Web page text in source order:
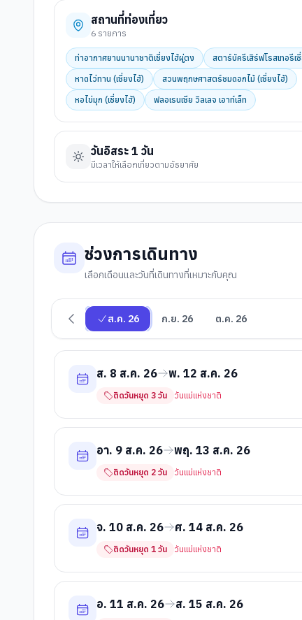
สถานที่ท่องเที่ยว
6 รายการ
ท่าอากาศยานนานาชาติเซี่ยงไฮ้ผู่ตง
สตาร์บัครีเสิร์ฟโรสเทอรีเ
หาดไว่ทาน (เซี่ยงไฮ้)
สวนพฤกษศาสตร์ชมดอกไม้ (เซี่ยงไฮ้)
หอไข่มุก (เซี่ยงไฮ้)
ฟลอเรนเซีย วิลเลจ เอาท์เล็ท
วันอิสระ 1 วัน
มีเวลาให้เลือกเที่ยวตามอัธยาศัย
ช่วงการเดินทาง
เลือกเดือนและวันที่เดินทางที่เหมาะกับคุณ
ส.ค. 26 ก.ย. 26 ต.ค. 26
ส. 8 ส.ค. 26 พ. 12 ส.ค. 26
ติดวันหยุด 3 วัน วันแม่แห่งชาติ
อา. 9 ส.ค. 26 พฤ. 13 ส.ค. 26
ติดวันหยุด 2 วัน วันแม่แห่งชาติ
จ. 10 ส.ค. 26 ศ. 14 ส.ค. 26
ติดวันหยุด 1 วัน วันแม่แห่งชาติ
อ. 11 ส.ค. 26 ส. 15 ส.ค. 26